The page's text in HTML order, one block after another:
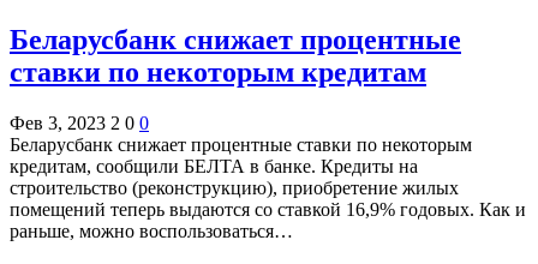
Беларусбанк снижает процентные
ставки по некоторым кредитам
Фев 3, 2023 2 0 0
Беларусбанк снижает процентные ставки по некоторым
кредитам, сообщили БЕЛТА в банке. Кредиты на
строительство (реконструкцию), приобретение жилых
помещений теперь выдаются со ставкой 16,9% годовых. Как и
раньше, можно воспользоваться…